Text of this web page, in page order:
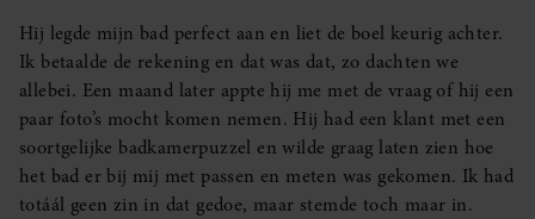
Hij legde mijn bad perfect aan en liet de boel keurig achter.
Ik betaalde de rekening en dat was dat, zo dachten we
allebei. Een maand later appte hij me met de vraag of hij een
paar foto’s mocht komen nemen. Hij had een klant met een
soortgelijke badkamerpuzzel en wilde graag laten zien hoe
het bad er bij mij met passen en meten was gekomen. Ik had
totáál geen zin in dat gedoe, maar stemde toch maar in.